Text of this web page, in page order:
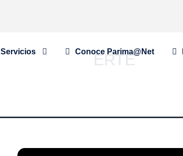
Servicios Conoce Parima@Net
ERTE